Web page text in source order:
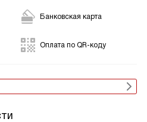
Банковская карта
Оплата по QR-коду